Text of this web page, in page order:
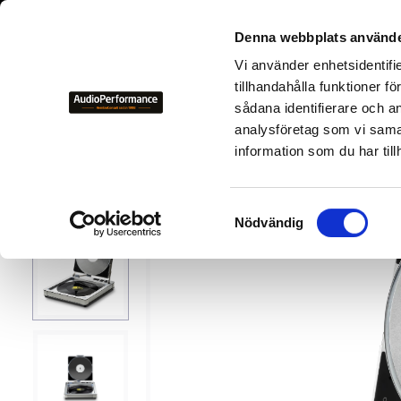
Denna webbplats
Vi använder
tillhandahålla funktioner
sådana identifierare och
analysföretag som vi
information som du har
a
Nödvändig
BEGAGNAD HIFI
Tillverkare P Pro-Ject